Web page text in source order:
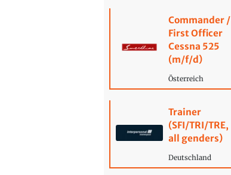
Commander /
First Officer
Cessna 525
(m/f/d)
Österreich
Trainer
(SFI/TRI/TRE,
all genders)
Deutschland